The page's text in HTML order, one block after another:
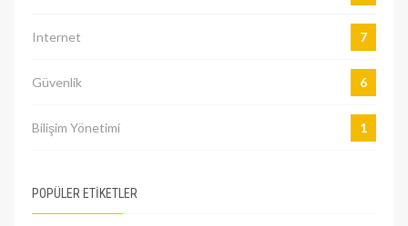
Internet 7
Güvenlik 6
Bilişim Yönetimi 1
POPÜLER ETİKETLER